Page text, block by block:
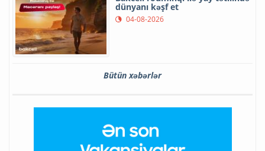
dünyanı kəşf et
04-08-2026
Bütün xəbərlər